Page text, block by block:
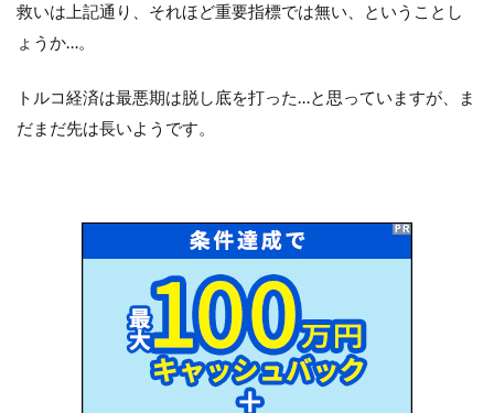
救いは上記通り、それほど重要指標では無い、ということし
ょうか…。
トルコ経済は最悪期は脱し底を打った…と思っていますが、ま
だまだ先は長いようです。